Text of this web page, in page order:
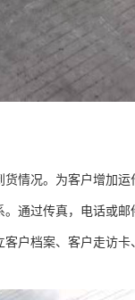
情况。为客户增加运
通过传真，电话或邮
户档案、客户走访